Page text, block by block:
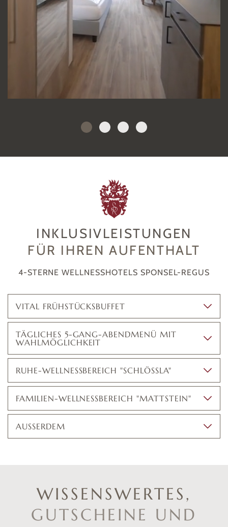
INKLUSIVLEISTUNGEN
FÜR IHREN AUFENTHALT
4-STERNE WELLNESSHOTELS SPONSEL-REGUS
VITAL FRÜHSTÜCKSBUFFET
TÄGLICHES 5-GANG-ABENDMENÜ MIT
WAHLMÖGLICHKEIT
RUHE-WELLNESSBEREICH "SCHLÖSSLA"
FAMILIEN-WELLNESSBEREICH "MATTSTEIN"
AUSSERDEM
WISSENSWERTES,
GUTSCHEINE UND